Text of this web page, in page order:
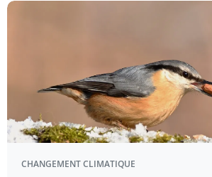
CHANGEMENT CLIMATIQUE